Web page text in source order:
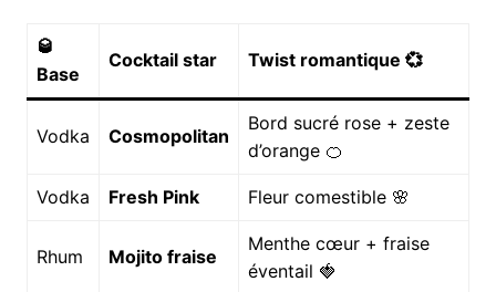
🥃
Base
Cocktail star Twist romantique 💞
Vodka Cosmopolitan
Bord sucré rose + zeste
d’orange 🍊
Vodka Fresh Pink Fleur comestible 🌸
Rhum Mojito fraise
Menthe cœur + fraise
éventail 🍓